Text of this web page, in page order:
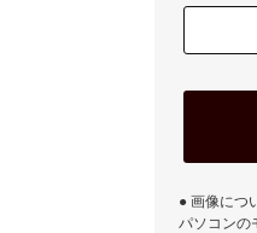
● 画像につ
パソコンの